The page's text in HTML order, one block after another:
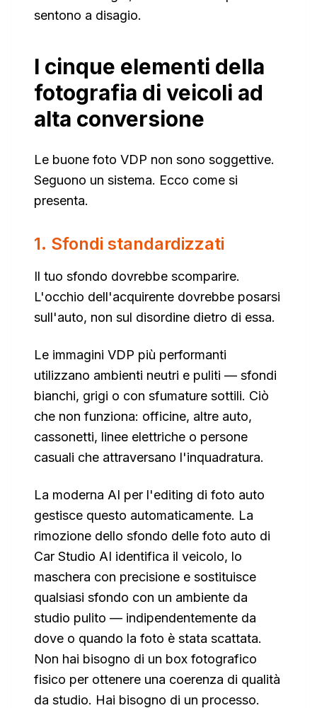
sentono a disagio.
I cinque elementi della
fotografia di veicoli ad
alta conversione
Le buone foto VDP non sono soggettive.
Seguono un sistema. Ecco come si
presenta.
1. Sfondi standardizzati
Il tuo sfondo dovrebbe scomparire.
L'occhio dell'acquirente dovrebbe posarsi
sull'auto, non sul disordine dietro di essa.
Le immagini VDP più performanti
utilizzano ambienti neutri e puliti — sfondi
bianchi, grigi o con sfumature sottili. Ciò
che non funziona: officine, altre auto,
cassonetti, linee elettriche o persone
casuali che attraversano l'inquadratura.
La moderna AI per l'editing di foto auto
gestisce questo automaticamente. La
rimozione dello sfondo delle foto auto di
Car Studio AI identifica il veicolo, lo
maschera con precisione e sostituisce
qualsiasi sfondo con un ambiente da
studio pulito — indipendentemente da
dove o quando la foto è stata scattata.
Non hai bisogno di un box fotografico
fisico per ottenere una coerenza di qualità
da studio. Hai bisogno di un processo.